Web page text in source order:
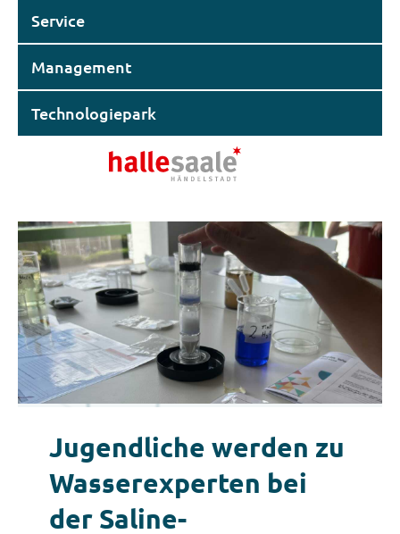
Service
Management
Technologiepark
Jugendliche werden zu
Wasserexperten bei
der Saline-